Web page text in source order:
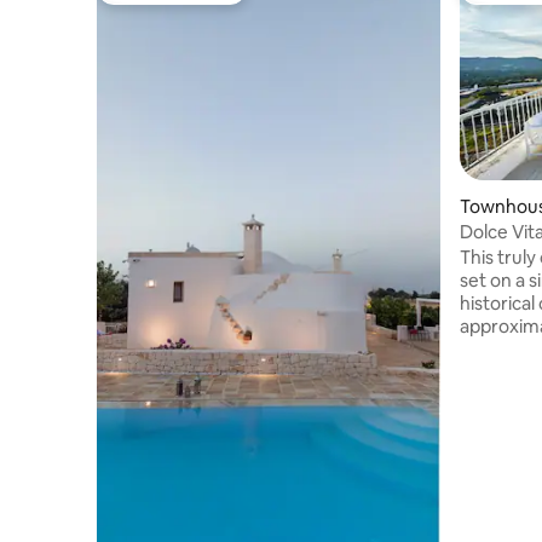
Dolce
This truly
set on a
historical